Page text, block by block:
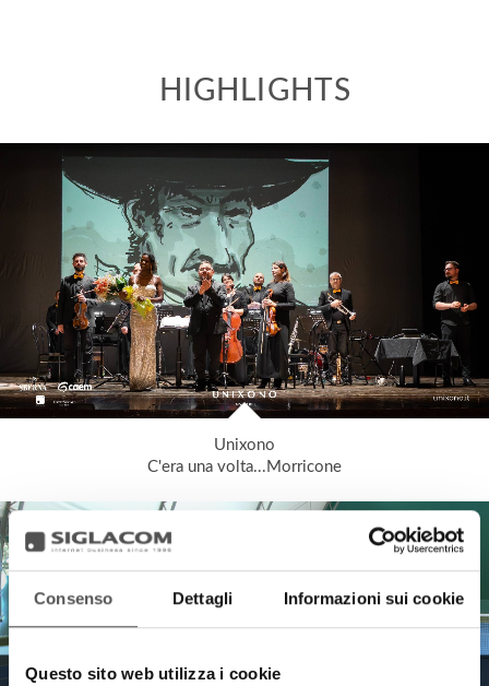
Consenso Dettagli Informazioni sui cookie
Questo sito web utilizza i cookie
HIGHLIGHTS
Unixono
C'era una volta...Morricone